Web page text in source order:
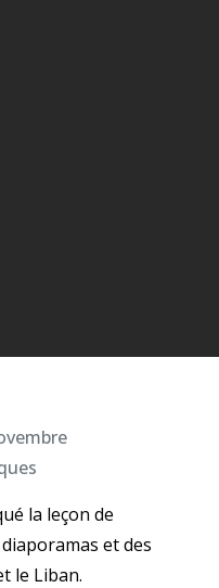
la leçon de
et des
le Liban.